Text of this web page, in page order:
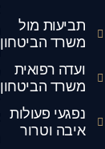
תביעות מול
משרד הביטחון
ועדה רפואית
משרד הביטחון
נפגעי פעולות
איבה וטרור